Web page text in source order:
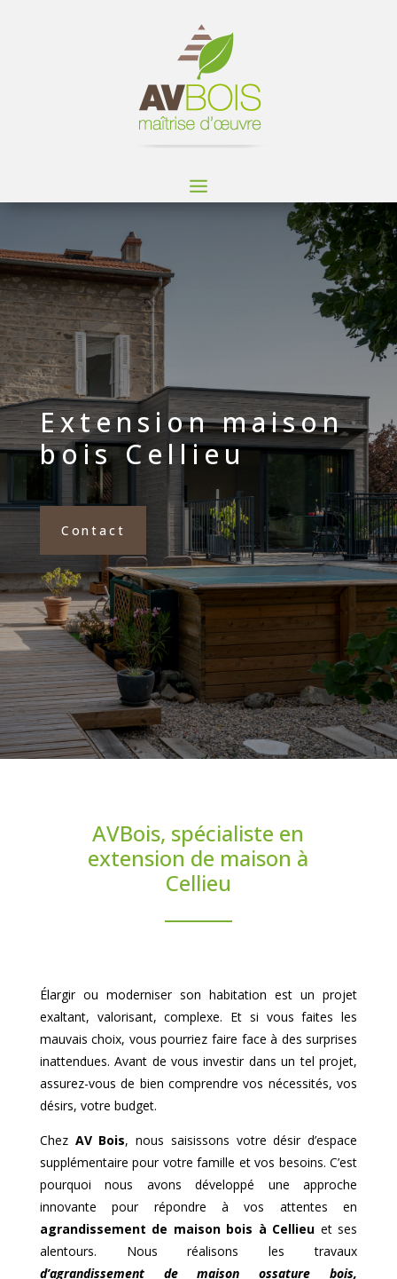
Extension maison
bois Cellieu
Contact
AVBois, spécialiste en
extension de maison à
Cellieu
Élargir ou moderniser son habitation est un projet
exaltant, valorisant, complexe. Et si vous faites les
mauvais choix, vous pourriez faire face à des surprises
inattendues. Avant de vous investir dans un tel projet,
assurez-vous de bien comprendre vos nécessités, vos
désirs, votre budget.
Chez AV Bois, nous saisissons votre désir d’espace
supplémentaire pour votre famille et vos besoins. C’est
pourquoi nous avons développé une approche
innovante pour répondre à vos attentes en
agrandissement de maison bois à Cellieu et ses
alentours. Nous réalisons les travaux
d’agrandissement de maison ossature bois,